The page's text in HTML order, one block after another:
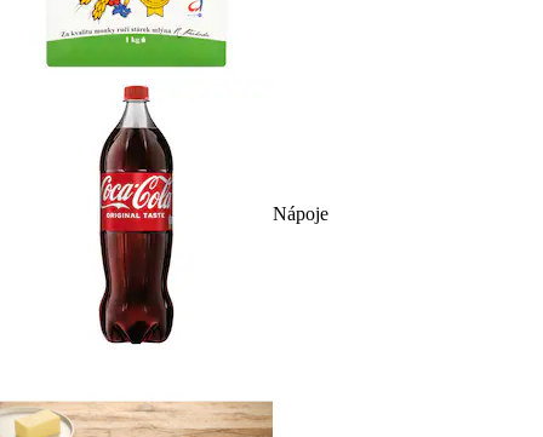
Nápoje